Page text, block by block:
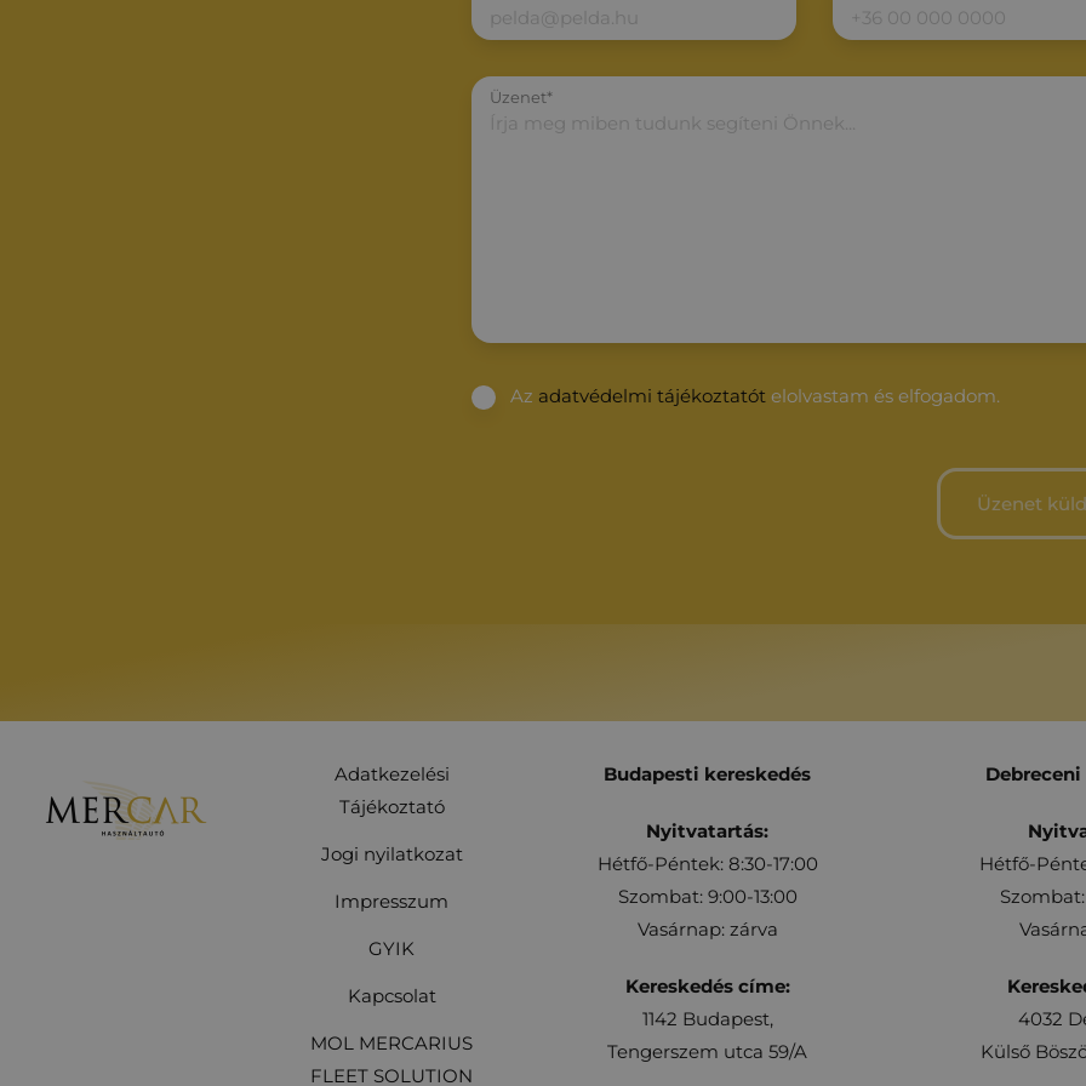
Üzenet*
Az adatvédelmi tájékoztatót elolvastam és elfogadom.
Adatkezelési
Tájékoztató
Jogi nyilatkozat
Impresszum
GYIK
Kapcsolat
MOL MERCARIUS
FLEET SOLUTION
Budapesti kereskedés
Nyitvatartás:
Hétfő-Péntek: 8:30-17:00
Szombat: 9:00-13:00
Vasárnap: zárva
Kereskedés címe:
1142 Budapest,
Tengerszem utca 59/A
Hétfő-
4032
Külső